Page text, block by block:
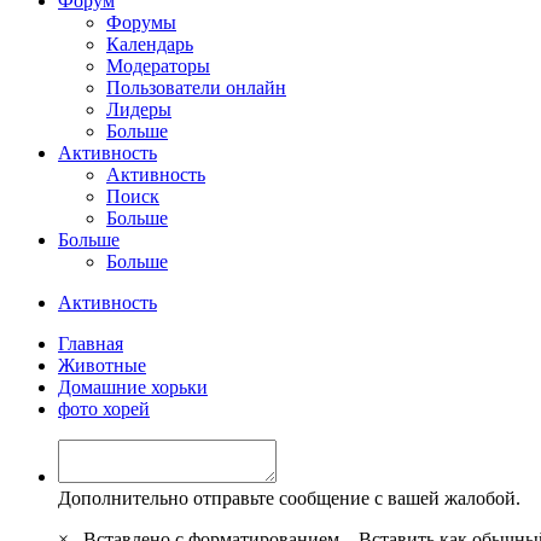
Форумы
Календарь
Модераторы
Пользователи онлайн
Лидеры
Больше
Активность
Активность
Поиск
Больше
Больше
Больше
Активность
Главная
Животные
Домашние хорьки
фото хорей
Дополнительно отправьте сообщение с вашей жалобой.